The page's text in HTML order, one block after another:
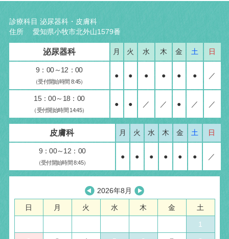
診療科目 泌尿器科・皮膚科
住所 愛知県小牧市北外山1579番
泌尿器科 月 火 水 木 金 土 日
9：00～12：00
（受付開始時間 8:45）
● ● ● ● ● ● ／
15：00～18：00
（受付開始時間 14:45）
● ● ／ ／ ● ／ ／
皮膚科 月 火 水 木 金 土 日
9：00～12：00
（受付開始時間 8:45）
● ● ● ● ● ● ／
2026年8月
日 月 火 水 木 金 土
1